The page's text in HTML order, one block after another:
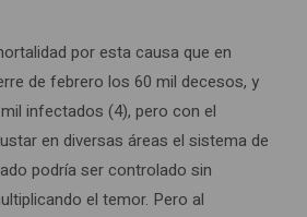
por esta causa que en
de febrero los 60 mil decesos, y
infectados (4), pero con el
en diversas áreas el sistema de
podría ser controlado sin
el temor. Pero al